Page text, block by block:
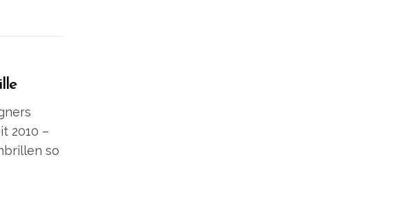
2010 –
so